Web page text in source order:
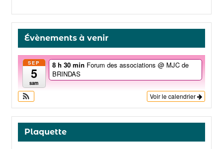
Évènements à venir
SEP
5
sam
8 h 30 min Forum des associations @ MJC de
BRINDAS
Voir le calendrier
Plaquette